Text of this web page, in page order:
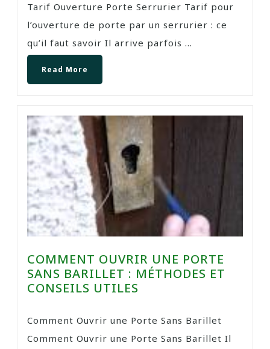
Tarif Ouverture Porte Serrurier Tarif pour
l’ouverture de porte par un serrurier : ce
qu’il faut savoir Il arrive parfois ...
Read More
COMMENT OUVRIR UNE PORTE
SANS BARILLET : MÉTHODES ET
CONSEILS UTILES
Comment Ouvrir une Porte Sans Barillet
Comment Ouvrir une Porte Sans Barillet Il